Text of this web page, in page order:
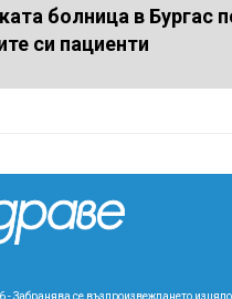
болница в Бургас
си пациенти
- Забранява се възпроизвеждането